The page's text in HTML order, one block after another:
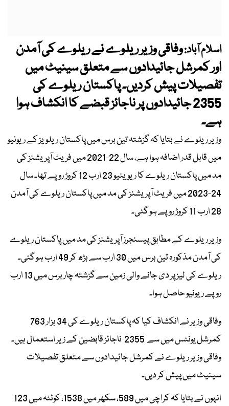
اسلام آباد:وفاقی وزیر ریلوے نے ریلوے کی آمدن
اور کمرشل جائیدادوں سے متعلق سینیٹ میں
تفصیلات پیش کردیں۔ پاکستان ریلوے کی
2355 جائیدادوں پر ناجائز قبضے کا انکشاف ہوا
ہے۔
وزیر ریلوے نے بتایا کہ گزشتہ تین برس میں پاکستان ریلویز کے ریونیو
میں قابل قدر اضافہ ہوا ہے، سال 22-2021 میں فریٹ آپریشنز کی
مد میں پاکستان ریلوے کا ریوینیو 23 ارب 12 کروڑ روپے تھا۔ سال
24-2023 میں فریٹ آپریشنز کی مد میں پاکستان ریلوے کی آمدن
28 ارب 11 کروڑ روپے ہو گئی۔
وزیر ریلوے کے مطابق پیسنجرز آپریشنز کی مد میں پاکستان ریلوے
کی آمدن مذکورہ تین برس میں 30 ارب سے بڑھ کر 49 ارب ہو گئی۔
ریلوے کی لیز پر دی جانے والی زمین سے گزشتہ چار برس میں 13 ارب
روپے ریونیو حاصل ہوا۔
وفاقی وزیر نے انکشاف کیا کہ پاکستان ریلوے کی 34 ہزار 763
کمرشل یونٹس میں سے 2355 ناجائز قابضین کے زیر استعمال ہیں۔
وفاقی وزیر ریلوے نے کمرشل جائیدادوں سے متعلق تفصیلات
سینیٹ میں پیش کر دیں۔
انہوں نے بتایا کہ کراچی میں 589، سکھر میں 1538، کوئٹہ میں 123